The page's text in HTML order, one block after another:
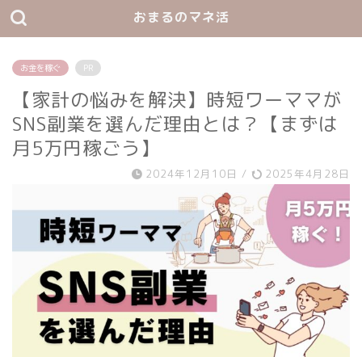
おまるのマネ活
お金を稼ぐ PR
【家計の悩みを解決】時短ワーママが
SNS副業を選んだ理由とは？【まずは
月5万円稼ごう】
2024年12月10日 / 2025年4月28日